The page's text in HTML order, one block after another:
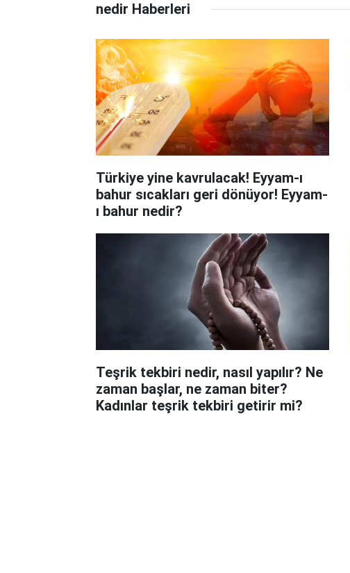
nedir Haberleri
Türkiye yine kavrulacak! Eyyam-ı
bahur sıcakları geri dönüyor! Eyyam-
ı bahur nedir?
Teşrik tekbiri nedir, nasıl yapılır? Ne
zaman başlar, ne zaman biter?
Kadınlar teşrik tekbiri getirir mi?